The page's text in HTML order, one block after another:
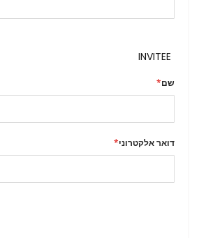
INVITEE
שם
דואר אלקטרוני